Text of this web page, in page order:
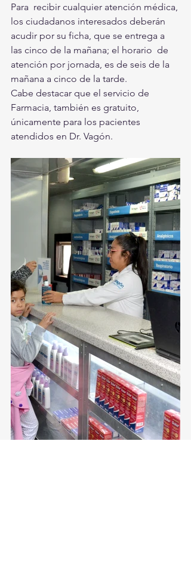
Para  recibir cualquier atención médica,
los ciudadanos interesados deberán
acudir por su ficha, que se entrega a
las cinco de la mañana; el horario  de
atención por jornada, es de seis de la
mañana a cinco de la tarde.
Cabe destacar que el servicio de
Farmacia, también es gratuito,
únicamente para los pacientes
atendidos en Dr. Vagón.